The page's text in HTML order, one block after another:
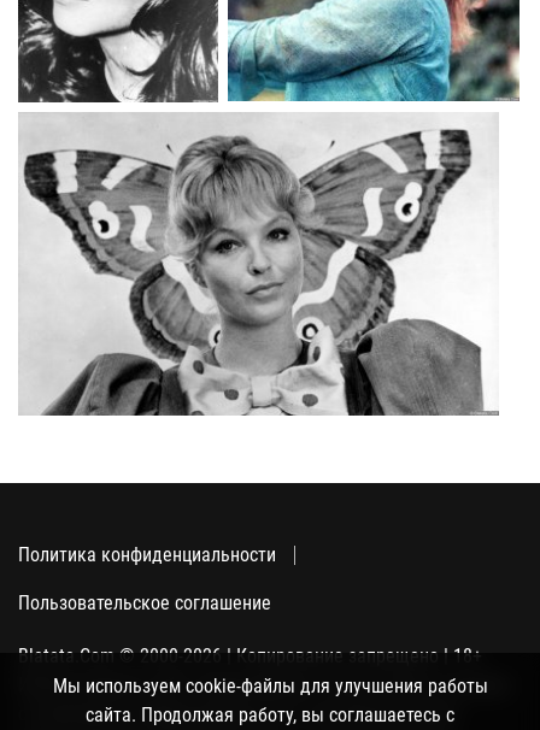
Политика конфиденциальности
Пользовательское соглашение
Blatata.Com © 2000-2026 | Копирование запрещено | 18+
Использование сайта подразумевает ваше полное согласие
с политикой конфиденциальности, пользовательским
Мы используем cookie-файлы для улучшения работы
сайта. Продолжая работу, вы соглашаетесь с